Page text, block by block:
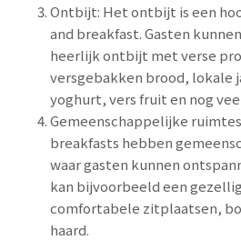
Ontbijt: Het ontbijt is een
and breakfast. Gasten
heerlijk ontbijt met verse
versgebakken brood, lokale
yoghurt, vers fruit en nog
Gemeenschappelijke
breakfasts hebben
waar gasten kunnen
kan bijvoorbeeld een
comfortabele zitplaatsen,
haard.